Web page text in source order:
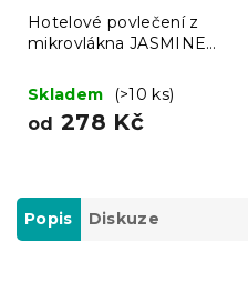
Hotelové povlečení z
mikrovlákna JASMINE
Skladem
(>10 ks)
od 278 Kč
Popis Diskuze